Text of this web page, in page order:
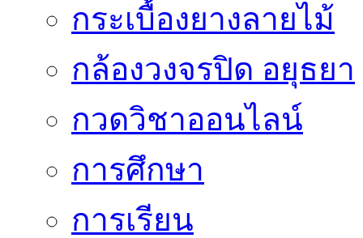
กระเบื้องยางลายไม้
กล้องวงจรปิด อยุธยา
กวดวิชาออนไลน์
การศึกษา
การเรียน